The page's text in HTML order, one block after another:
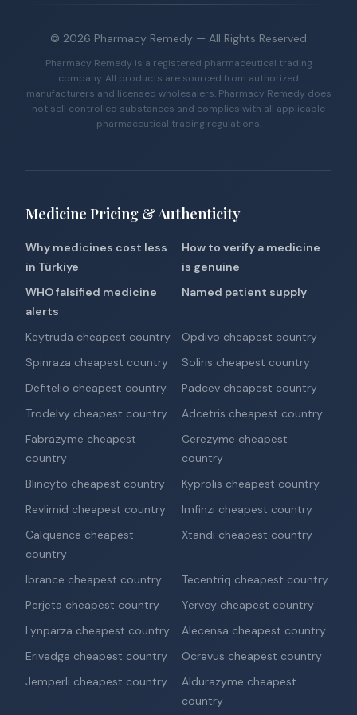
© 2026 Pharmacy Remedy — All Rights Reserved
Pharmacy Remedy is a registered pharmaceutical trading
company. All products are sourced from authorized
manufacturers and licensed wholesalers. Pharmacy Remedy does
not sell controlled substances and complies with all applicable
pharmaceutical trading regulations.
Medicine Pricing & Authenticity
Why medicines cost less
in Türkiye
How to verify a medicine
is genuine
WHO falsified medicine
alerts
Named patient supply
Keytruda cheapest country
Opdivo cheapest country
Spinraza cheapest country
Soliris cheapest country
Defitelio cheapest country
Padcev cheapest country
Trodelvy cheapest country
Adcetris cheapest country
Fabrazyme cheapest
country
Cerezyme cheapest
country
Blincyto cheapest country
Kyprolis cheapest country
Revlimid cheapest country
Imfinzi cheapest country
Calquence cheapest
country
Xtandi cheapest country
Ibrance cheapest country
Tecentriq cheapest country
Perjeta cheapest country
Yervoy cheapest country
Lynparza cheapest country
Alecensa cheapest country
Erivedge cheapest country
Ocrevus cheapest country
Jemperli cheapest country
Aldurazyme cheapest
country